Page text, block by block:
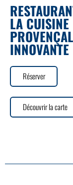
LA CUISINE
INNOVANTE
Réserver
Découvrir la carte